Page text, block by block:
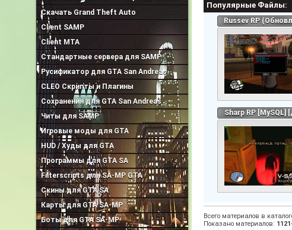
Скачать Grand Theft Auto
Client SAMP
Client MTA
Стандартные сервера для SAMP
Русификатор для GTA San Andreas
CLEO Скрипты и Плагины
Сохранения для GTA San Andreas
Читы для SAMP
Игровые моды для GTA
HUD / Худы для GTA
Программы для GTA SA
Filterscripts для SA-MP GTA
Скины для GTA SA
Карты для GTA SA-MP
Боты для GTA SA-MP
Популярные Файлы:
Russev RP
Sharp RP [MySQL]
Всего материалов в
Показано материалов: